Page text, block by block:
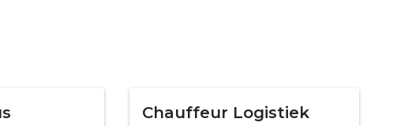
Chauffeur Logistiek